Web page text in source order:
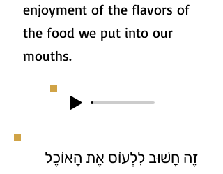
enjoyment of the flavors of
the food we put into our
mouths.
זֶה חָשׁוּב לִלְעוֹס אֶת הָאוֹכֶל